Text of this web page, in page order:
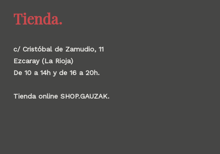
Tienda.
c/ Cristóbal de Zamudio, 11
Ezcaray (La Rioja)
De 10 a 14h y de 16 a 20h.
Tienda online SHOP.GAUZAK.